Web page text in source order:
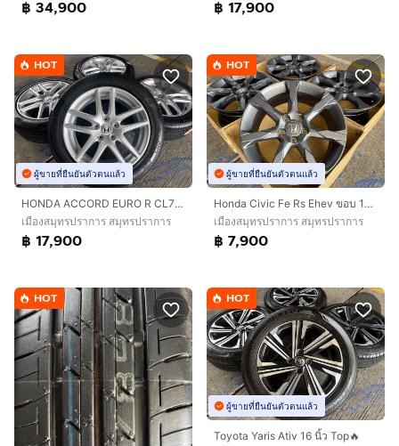
฿ 34,900 ฿ 17,900
HOT
ผู้ขายที่ยืนยันตัวตนแล้ว
HONDA ACCORD EURO R CL7 ขอบ 17 นิ้ว🔥
เมืองสมุทรปราการ สมุทรปราการ
฿ 17,900
HOT
ผู้ขายที่ยืนยันตัวตนแล้ว
Honda Civic Fe Rs Ehev ขอบ 18 Top 💢
เมืองสมุทรปราการ สมุทรปราการ
฿ 7,900
HOT HOT
ผู้ขายที่ยืนยันตัวตนแล้ว
Toyota Yaris Ativ 16 นิ้ว Top🔥